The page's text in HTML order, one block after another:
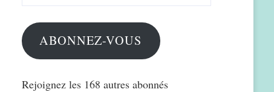
mail
ABONNEZ-VOUS
Rejoignez les 168 autres abonnés